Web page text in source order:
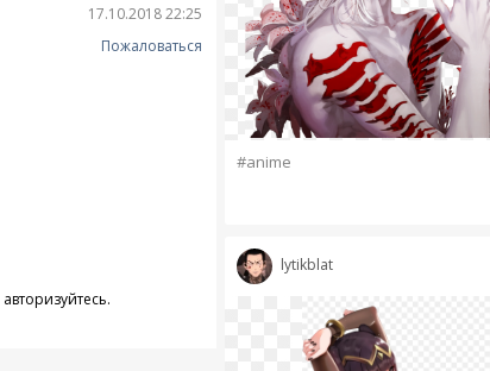
17.10.2018 22:25
Пожаловаться
авторизуйтесь.
#anime
lytikblat